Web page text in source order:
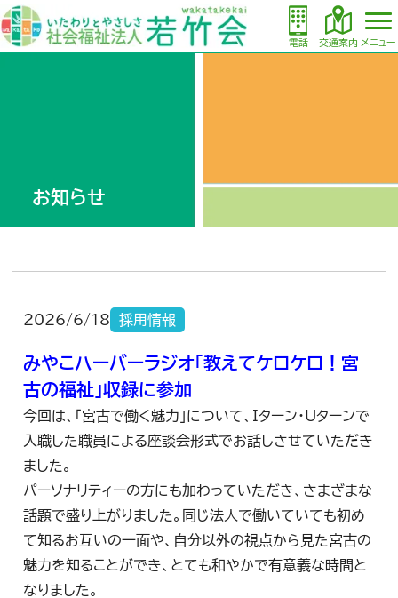
電話 交通案内 メニュー
お知らせ
2026/6/18 採用情報
みやこハーバーラジオ「教えてケロケロ！宮
古の福祉」収録に参加
今回は、「宮古で働く魅力」について、Iターン・Uターンで
入職した職員による座談会形式でお話しさせていただき
ました。
パーソナリティーの方にも加わっていただき、さまざまな
話題で盛り上がりました。同じ法人で働いていても初め
て知るお互いの一面や、自分以外の視点から見た宮古の
魅力を知ることができ、とても和やかで有意義な時間と
なりました。